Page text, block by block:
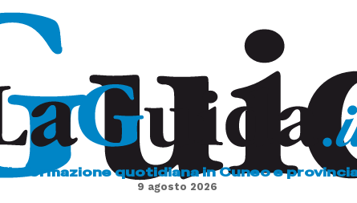
L'informazione quotidiana in Cuneo e
9 agosto 2026